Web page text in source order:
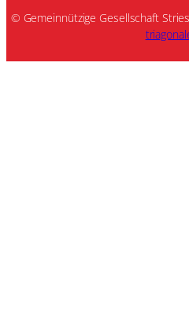
© Gemeinnützige Gesellschaft